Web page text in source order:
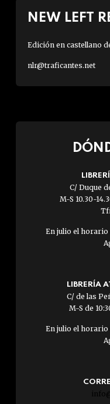
NEW LEFT
Edición en castellano
nlr@traficantes.net
C/ Duque
M-S 10.30-
En julio el horario
LIBRERÍA
C/ de las
M-S de
En julio el horario